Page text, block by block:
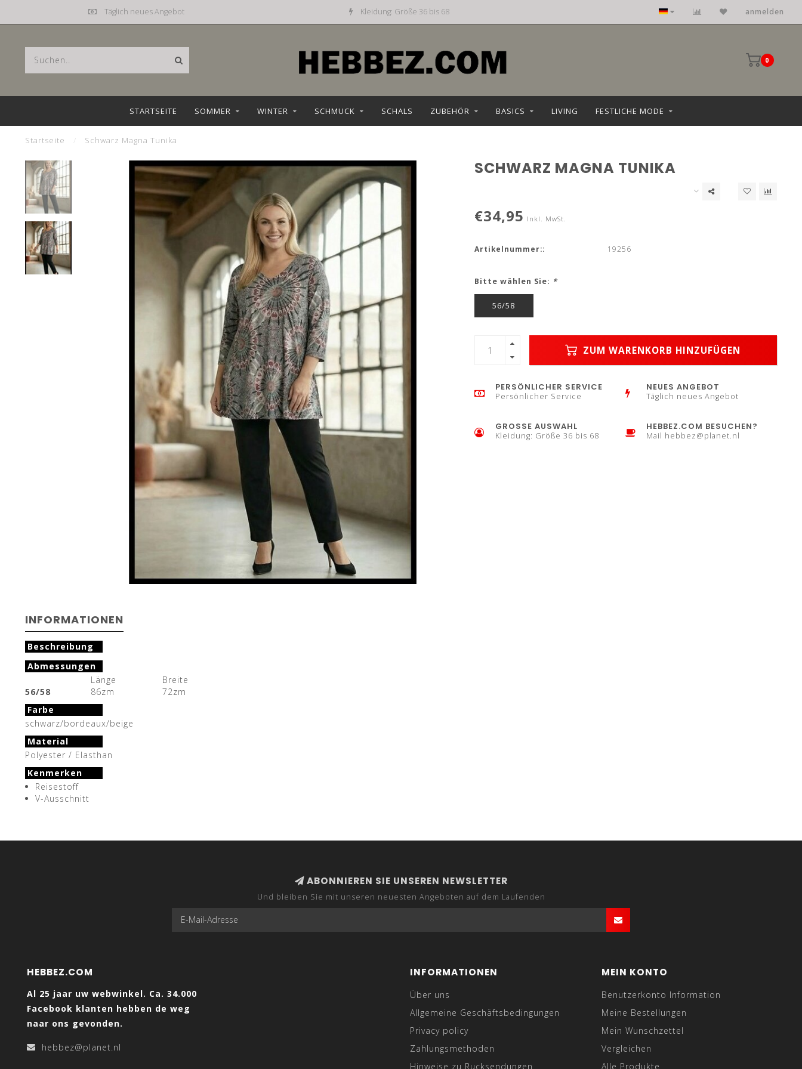
Täglich neues Angebot Kleidung: Größe 36 bis 68 anmelden
0
STARTSEITE SOMMER WINTER SCHMUCK SCHALS ZUBEHÖR BASICS LIVING FESTLICHE MODE
Startseite Schwarz Magna Tunika
SCHWARZ MAGNA TUNIKA
€34,95 Inkl. MwSt.
Artikelnummer:: 19256
Bitte wählen Sie: *
56/58
ZUM WARENKORB HINZUFÜGEN
PERSÖNLICHER SERVICE
Persönlicher Service
NEUES ANGEBOT
Täglich neues Angebot
GROSSE AUSWAHL
Kleidung: Größe 36 bis 68
HEBBEZ.COM BESUCHEN?
Mail hebbez@planet.nl
INFORMATIONEN
Beschreibung
Abmessungen
Länge
Breite
56/58
86zm
72zm
Farbe
schwarz/bordeaux/beige
Material
Polyester / Elasthan
Kenmerken
Reisestoff
V-Ausschnitt
ABONNIEREN SIE UNSEREN NEWSLETTER
Und bleiben Sie mit unseren neuesten Angeboten auf dem Laufenden
HEBBEZ.COM
Al 25 jaar uw webwinkel. Ca. 34.000
Facebook klanten hebben de weg
naar ons gevonden.
hebbez@planet.nl
INFORMATIONEN
Über uns
Allgemeine Geschäftsbedingungen
Privacy policy
Zahlungsmethoden
Hinweise zu Rucksendungen
MEIN KONTO
Benutzerkonto Information
Meine Bestellungen
Mein Wunschzettel
Vergleichen
Alle Produkte